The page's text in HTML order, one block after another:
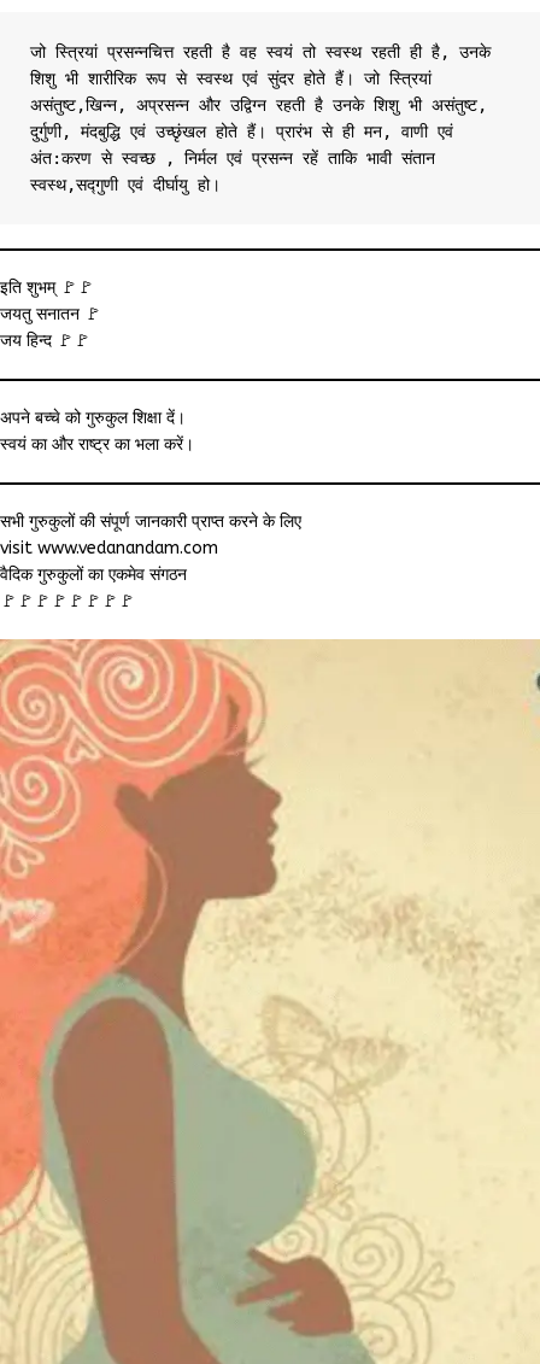
जो स्त्रियां प्रसन्नचित्त रहती है वह स्वयं तो स्वस्थ रहती ही है, उनके
शिशु भी शारीरिक रूप से स्वस्थ एवं सुंदर होते हैं। जो स्त्रियां
असंतुष्ट,खिन्न, अप्रसन्न और उद्विग्न रहती है उनके शिशु भी असंतुष्ट,
दुर्गुणी, मंदबुद्धि एवं उच्छृंखल होते हैं। प्रारंभ से ही मन, वाणी एवं
अंत:करण से स्वच्छ , निर्मल एवं प्रसन्न रहें ताकि भावी संतान
स्वस्थ,सद्गुणी एवं दीर्घायु हो।
इति शुभम् 🚩🚩
जयतु सनातन 🚩
जय हिन्द 🚩🚩
अपने बच्चे को गुरुकुल शिक्षा दें।
स्वयं का और राष्ट्र का भला करें।
सभी गुरुकुलों की संपूर्ण जानकारी प्राप्त करने के लिए
visit www.vedanandam.com
वैदिक गुरुकुलों का एकमेव संगठन
🚩🚩🚩🚩🚩🚩🚩🚩